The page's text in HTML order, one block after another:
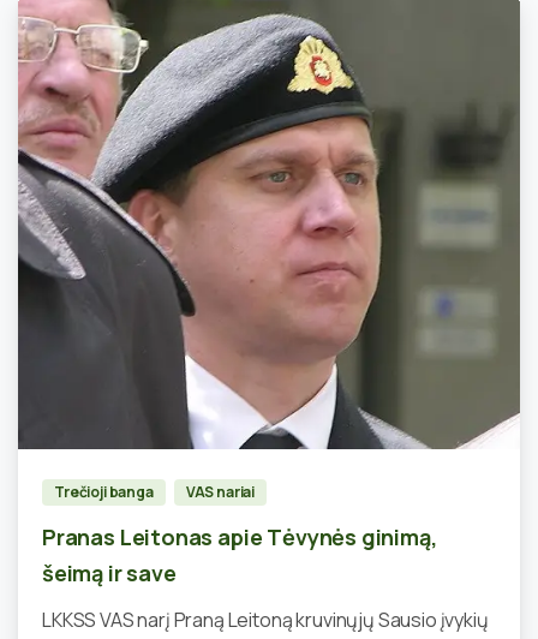
Trečioji banga VAS nariai
Pranas Leitonas apie Tėvynės ginimą,
šeimą ir save
LKKSS VAS narį Praną Leitoną kruvinųjų Sausio įvykių